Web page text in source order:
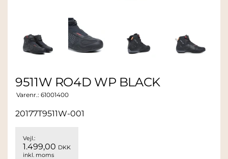
9511W RO4D WP BLACK
Varenr.: 61001400
20177T9511W-001
Vejl.:
1.499,00 DKK
inkl. moms